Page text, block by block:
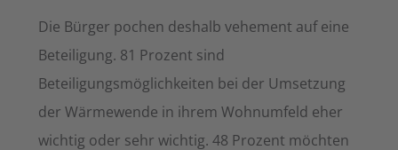
Die Bürger pochen deshalb vehement auf eine
Beteiligung. 81 Prozent sind
Beteiligungsmöglichkeiten bei der Umsetzung
der Wärmewende in ihrem Wohnumfeld eher
wichtig oder sehr wichtig. 48 Prozent möchten